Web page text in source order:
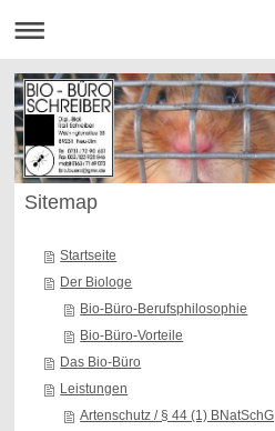
Sitemap
Startseite
Der Biologe
Bio-Büro-Berufsphilosophie
Bio-Büro-Vorteile
Das Bio-Büro
Leistungen
Artenschutz / § 44 (1) BNatSchG